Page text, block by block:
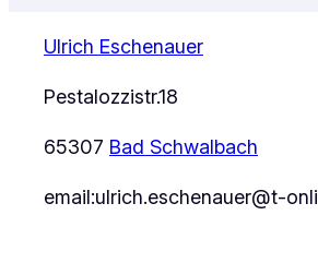
Ulrich Eschenauer
Pestalozzistr.18
65307 Bad Schwalbach
email:ulrich.eschenauer@t-